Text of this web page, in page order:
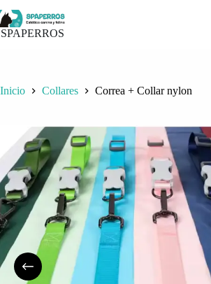
al
contenido
SPAPERROS
Inicio Collares Correa + Collar nylon